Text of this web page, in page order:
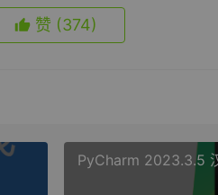
赞 (374)
PyCharm 2023.3.5